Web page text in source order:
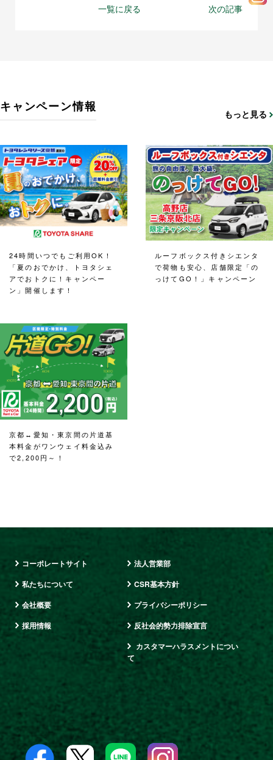
一覧に戻る 次の記事
キャンペーン情報 もっと見る
24時間いつでもご利用OK！
「夏のおでかけ、トヨタシェ
アでおトクに！キャンペー
ン」開催します！
ルーフボックス付きシエンタ
で荷物も安心、店舗限定「の
っけてGO！」キャンペーン
京都↔愛知・東京間の片道基
本料金がワンウェイ料金込み
で2,200円～！
コーポレートサイト
私たちについて
会社概要
採用情報
法人営業部
CSR基本方針
プライバシーポリシー
反社会的勢力排除宣言
カスタマーハラスメントについ
て